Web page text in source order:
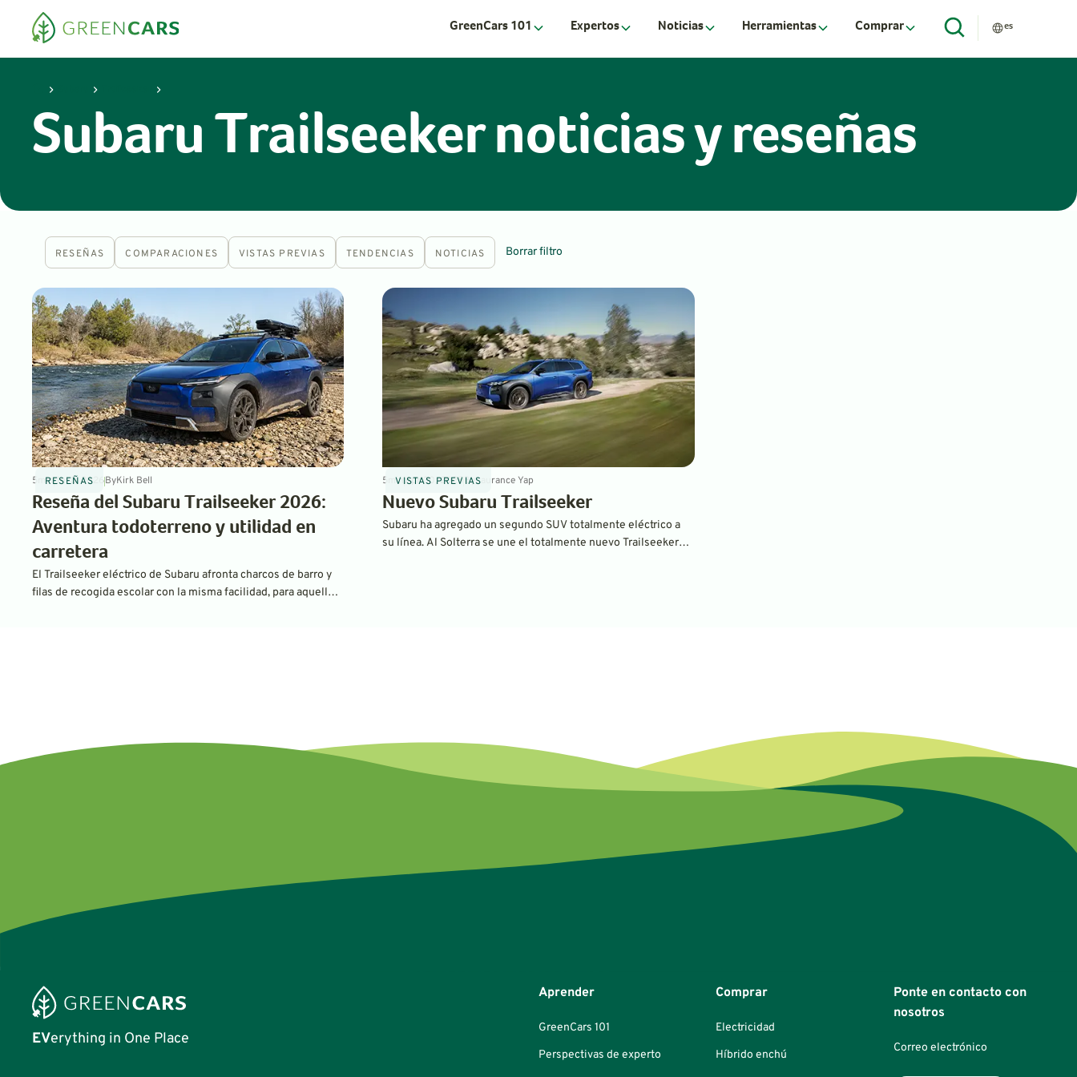
GreenCars 101 Expertos Noticias Herramientas Comprar es
Subaru Trailseeker noticias y reseñas
RESEÑAS COMPARACIONES VISTAS PREVIAS TENDENCIAS NOTICIAS Borrar filtro
RESEÑAS
5 minJul 3, 2026ByKirk Bell
Reseña del Subaru Trailseeker 2026:
Aventura todoterreno y utilidad en
carretera
El Trailseeker eléctrico de Subaru afronta charcos de barro y
filas de recogida escolar con la misma facilidad, para aquellos
VISTAS PREVIAS
5 minApr 30, 2025 ByLaurance Yap
Nuevo Subaru Trailseeker
Subaru ha agregado un segundo SUV totalmente eléctrico a
su línea. Al Solterra se une el totalmente nuevo Trailseeker
EVerything in One Place
Aprender
GreenCars 101
Perspectivas de experto
Comprar
Electricidad
Híbrido enchú
Ponte en contacto con
nosotros
Correo electrónico